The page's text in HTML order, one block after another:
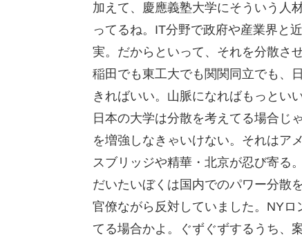
加えて、慶應義塾大学にそういう人
ってるね。IT分野で政府や産業界と
実。だからといって、それを分散さ
稲田でも東工大でも関関同立でも、
きればいい。山脈になればもっといい
日本の大学は分散を考えてる場合じ
を増強しなきゃいけない。それはア
スブリッジや精華・北京が忍び寄る。
だいたいぼくは国内でのパワー分散
官僚ながら反対していました。NY
てる場合かよ。ぐずぐずするうち、